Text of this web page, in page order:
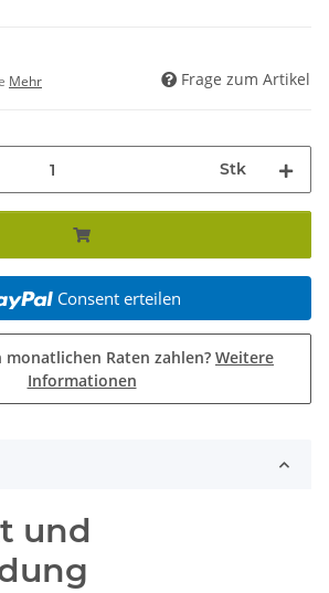
Mehr Frage zum Artikel
Stk
Consent erteilen
monatlichen Raten zahlen? Weitere
Informationen
und